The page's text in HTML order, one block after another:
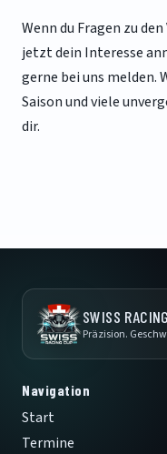
Wenn du Fragen zu
jetzt dein Interesse
gerne bei uns melden.
Saison und viele
dir.
SWISS
Präzision.
Navigation
Start
Termine